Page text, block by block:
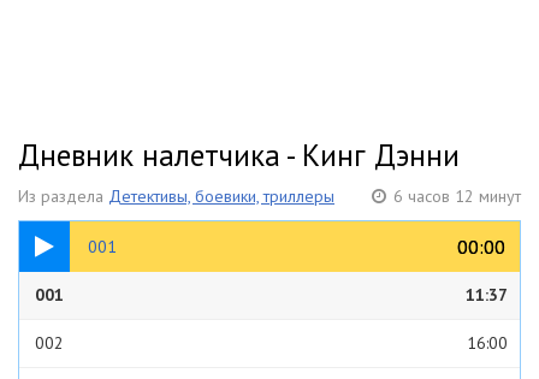
Дневник налетчика - Кинг Дэнни
Из раздела Детективы, боевики, триллеры 6 часов 12 минут
001 00:00
00:00
11:37
001 11:37
002 16:00